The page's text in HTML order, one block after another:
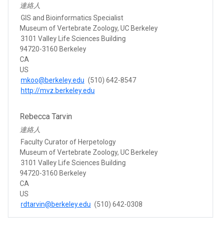
連絡人
GIS and Bioinformatics Specialist
Museum of Vertebrate Zoology, UC Berkeley
3101 Valley Life Sciences Building
94720-3160 Berkeley
CA
US
mkoo@berkeley.edu (510) 642-8547
http://mvz.berkeley.edu
Rebecca Tarvin
連絡人
Faculty Curator of Herpetology
Museum of Vertebrate Zoology, UC Berkeley
3101 Valley Life Sciences Building
94720-3160 Berkeley
CA
US
rdtarvin@berkeley.edu (510) 642-0308